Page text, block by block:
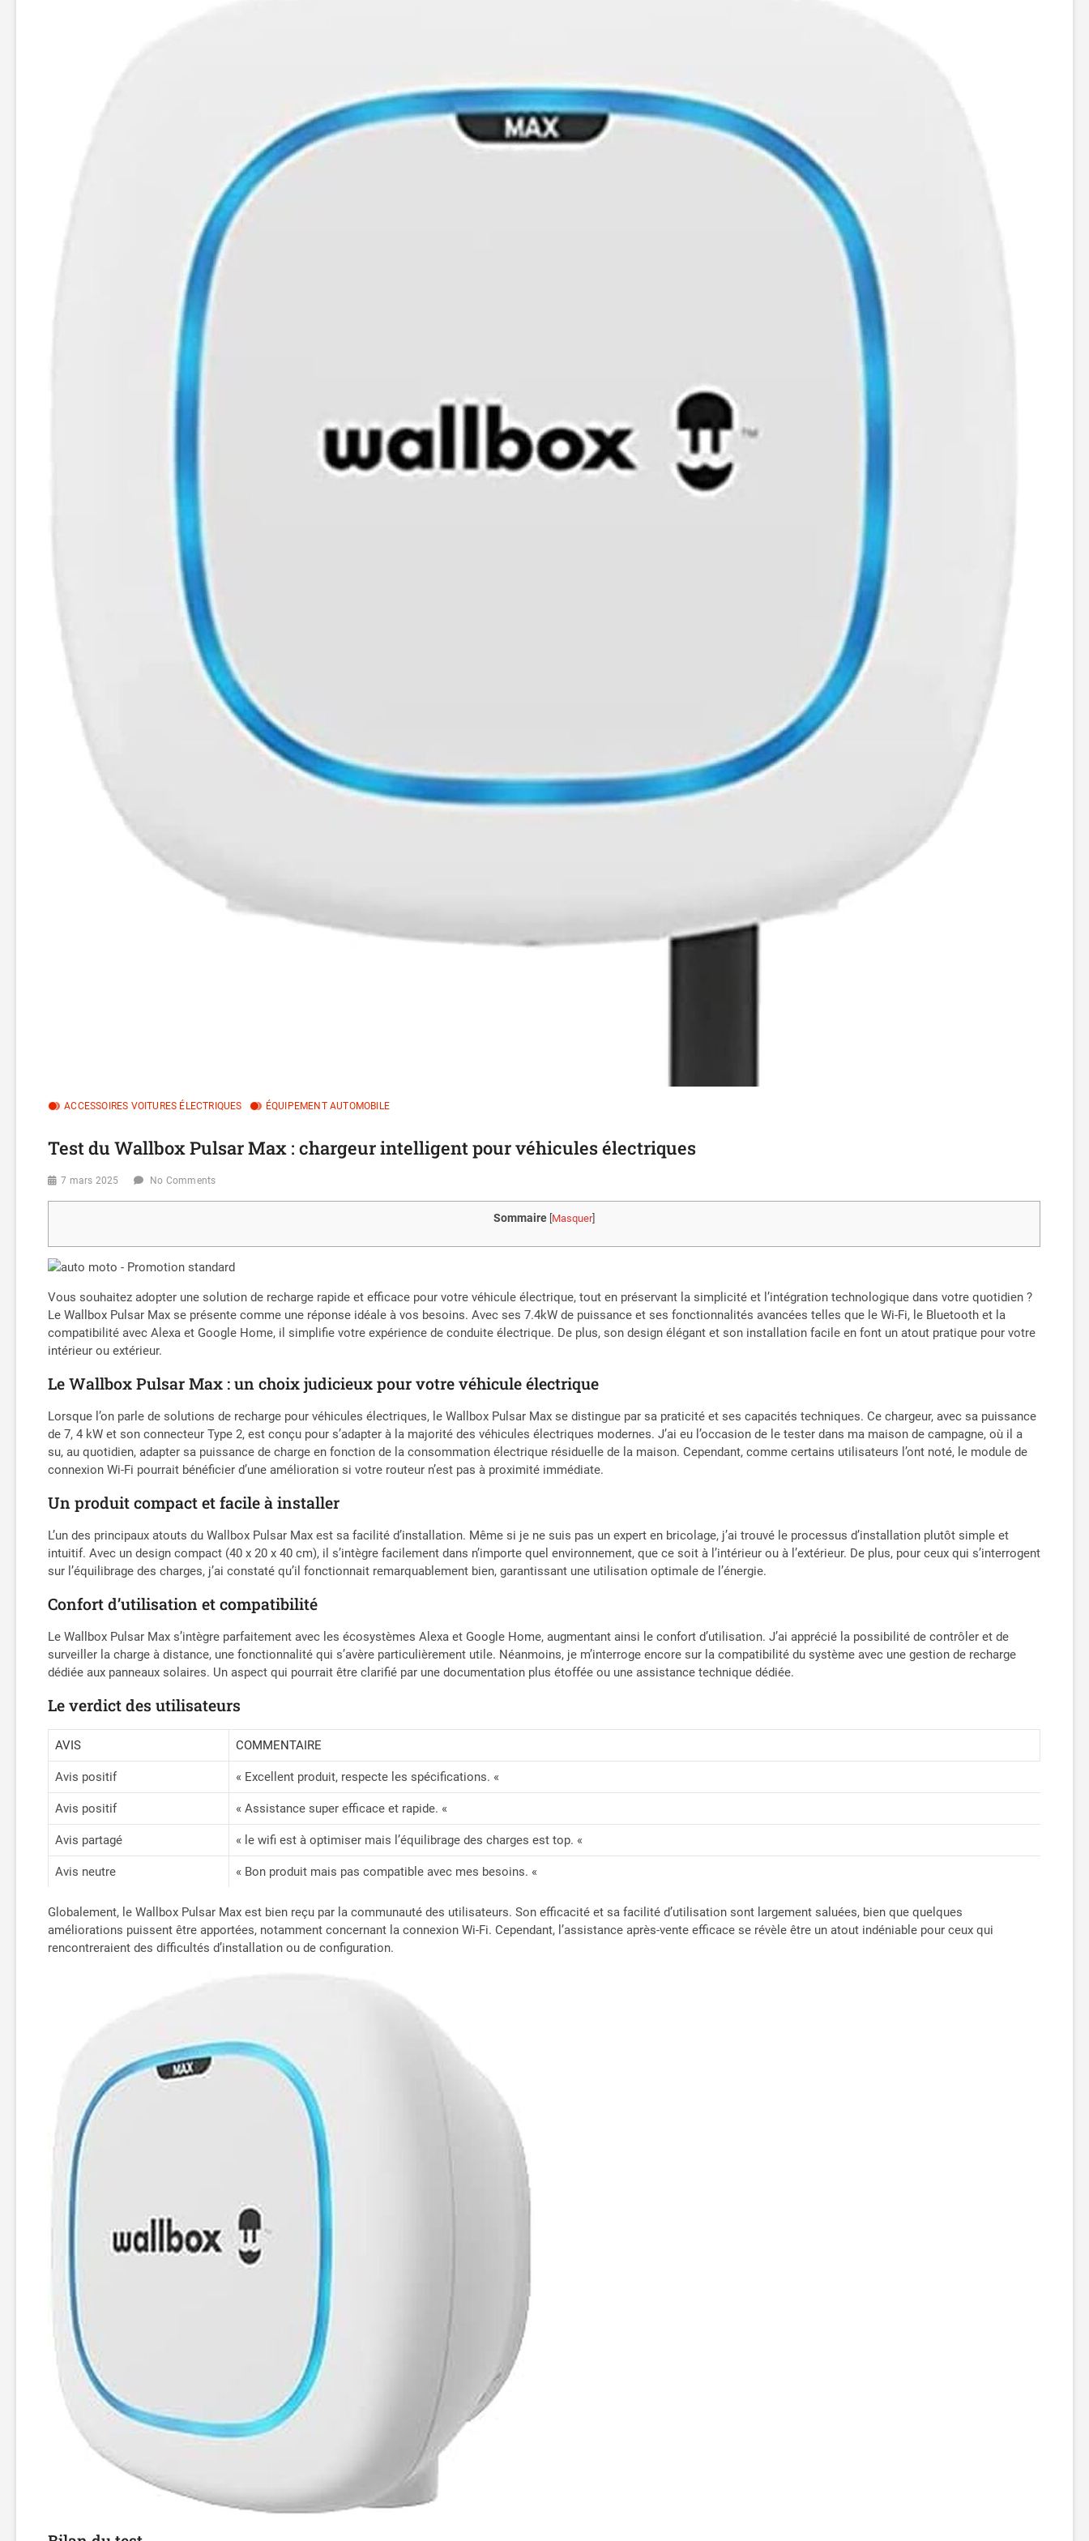
ACCESSOIRES VOITURES ÉLECTRIQUES ÉQUIPEMENT AUTOMOBILE
Test du Wallbox Pulsar Max : chargeur intelligent pour véhicules électriques
7 mars 2025 No Comments
Sommaire [Masquer]
Vous souhaitez adopter une solution de recharge rapide et efficace pour votre véhicule électrique, tout en préservant la simplicité et l’intégration technologique dans votre quotidien ?
Le Wallbox Pulsar Max se présente comme une réponse idéale à vos besoins. Avec ses 7.4kW de puissance et ses fonctionnalités avancées telles que le Wi-Fi, le Bluetooth et la
compatibilité avec Alexa et Google Home, il simplifie votre expérience de conduite électrique. De plus, son design élégant et son installation facile en font un atout pratique pour votre
intérieur ou extérieur.
Le Wallbox Pulsar Max : un choix judicieux pour votre véhicule électrique
Lorsque l’on parle de solutions de recharge pour véhicules électriques, le Wallbox Pulsar Max se distingue par sa praticité et ses capacités techniques. Ce chargeur, avec sa puissance
de 7, 4 kW et son connecteur Type 2, est conçu pour s’adapter à la majorité des véhicules électriques modernes. J’ai eu l’occasion de le tester dans ma maison de campagne, où il a
su, au quotidien, adapter sa puissance de charge en fonction de la consommation électrique résiduelle de la maison. Cependant, comme certains utilisateurs l’ont noté, le module de
connexion Wi-Fi pourrait bénéficier d’une amélioration si votre routeur n’est pas à proximité immédiate.
Un produit compact et facile à installer
L’un des principaux atouts du Wallbox Pulsar Max est sa facilité d’installation. Même si je ne suis pas un expert en bricolage, j’ai trouvé le processus d’installation plutôt simple et
intuitif. Avec un design compact (40 x 20 x 40 cm), il s’intègre facilement dans n’importe quel environnement, que ce soit à l’intérieur ou à l’extérieur. De plus, pour ceux qui s’interrogent
sur l’équilibrage des charges, j’ai constaté qu’il fonctionnait remarquablement bien, garantissant une utilisation optimale de l’énergie.
Confort d’utilisation et compatibilité
Le Wallbox Pulsar Max s’intègre parfaitement avec les écosystèmes Alexa et Google Home, augmentant ainsi le confort d’utilisation. J’ai apprécié la possibilité de contrôler et de
surveiller la charge à distance, une fonctionnalité qui s’avère particulièrement utile. Néanmoins, je m’interroge encore sur la compatibilité du système avec une gestion de recharge
dédiée aux panneaux solaires. Un aspect qui pourrait être clarifié par une documentation plus étoffée ou une assistance technique dédiée.
Le verdict des utilisateurs
AVIS COMMENTAIRE
Avis positif « Excellent produit, respecte les spécifications. «
Avis positif « Assistance super efficace et rapide. «
Avis partagé « le wifi est à optimiser mais l’équilibrage des charges est top. «
Avis neutre « Bon produit mais pas compatible avec mes besoins. «
Globalement, le Wallbox Pulsar Max est bien reçu par la communauté des utilisateurs. Son efficacité et sa facilité d’utilisation sont largement saluées, bien que quelques
améliorations puissent être apportées, notamment concernant la connexion Wi-Fi. Cependant, l’assistance après-vente efficace se révèle être un atout indéniable pour ceux qui
rencontreraient des difficultés d’installation ou de configuration.